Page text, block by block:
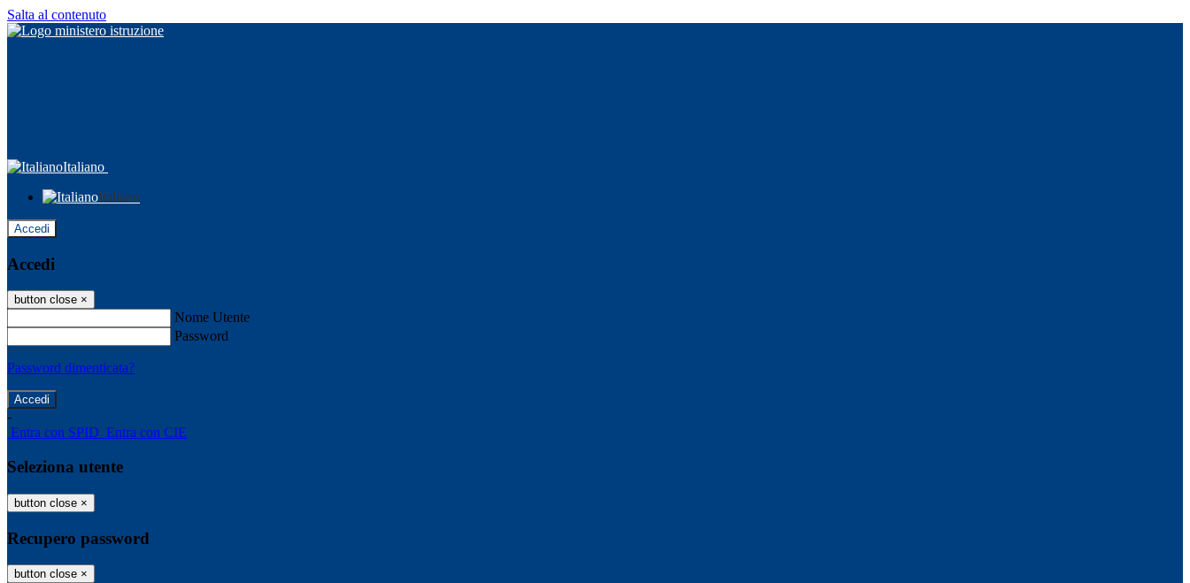
Salta al contenuto
Italiano
Italiano
Accedi
Accedi
button close ×
Nome Utente
Password
Password dimenticata?
-
Entra con SPID Entra con CIE
Seleziona utente
button close ×
Recupero password
button close ×